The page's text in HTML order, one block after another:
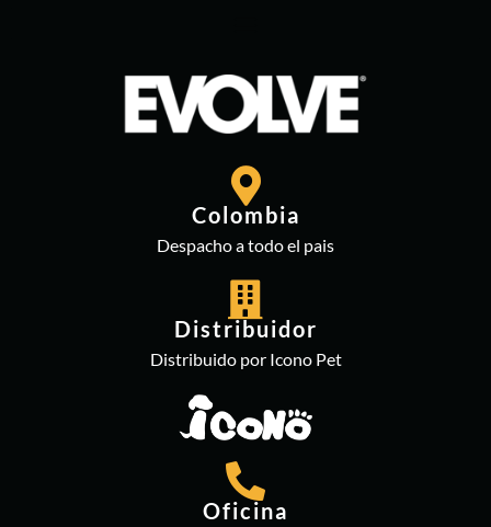
Colombia
Despacho a todo el pais
Distribuidor
Distribuido por Icono Pet
Oficina